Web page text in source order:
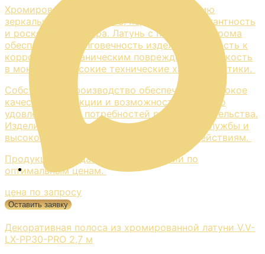
Хромированное покрытие придает изделию
зеркальную поверхность, подчеркивая элегантность
и роскошь интерьера. Латунь с покрытием хрома
обеспечивает долговечность изделия, стойкость к
коррозии и механическим повреждениям. Легкость
в монтаже и высокие технические характеристики.
Собственное производство обеспечивает высокое
качество продукции и возможность быстрого
удовлетворения потребностей рынка строительства.
Изделия отличаются длительным сроком службы и
высокой устойчивостью к внешним воздействиям.
Продукция всегда имеется в наличии по
оптимальным ценам.
цена по запросу
Оставить заявку
Декоративная полоса из хромированной латуни V.V-
LX-PP30-PRO 2,7 м